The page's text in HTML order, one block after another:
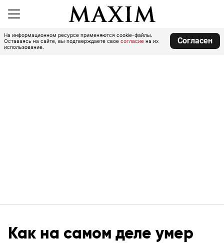
На информационном ресурсе применяются cookie-файлы.
Оставаясь на сайте, вы подтверждаете свое согласие на их
использование.
Согласен
Как на самом деле умер